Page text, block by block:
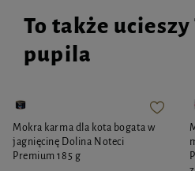
To także
pupila
Mokra karma dla kota bogata w
jagnięcinę Dolina Noteci
Premium 185 g